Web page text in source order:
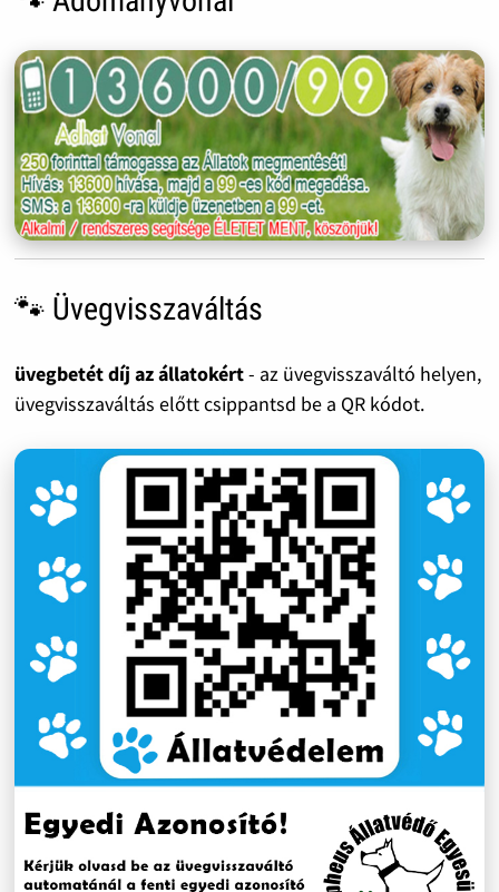
🐾 Üvegvisszaváltás
üvegbetét díj az állatokért- az üvegvisszaváltó helyen,
üvegvisszaváltás előtt csippantsd be a QR kódot.